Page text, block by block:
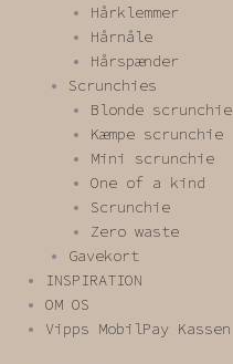
Hårklemmer
Hårnåle
Hårspænder
Scrunchies
Blonde scrunchie
Kæmpe scrunchie
Mini scrunchie
One of a kind
Scrunchie
Zero waste
Gavekort
INSPIRATION
OM OS
Vipps MobilPay Kassen